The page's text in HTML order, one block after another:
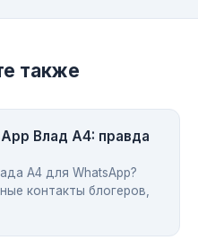
также
Влад А4: правда
А4 для WhatsApp?
контакты блогеров,